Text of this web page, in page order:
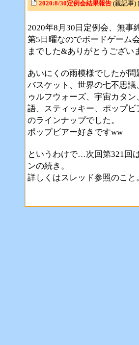
2020:8/30定例会結果報告 (親記事)
2020年8月30日定例会、無事
第5日曜なのでボードゲーム
までした&ありがとうござい
あいにくの雨模様でしたが
バスケット、世界の七不思
ゥルフウォーズ、宇宙カタ
語、スティッキー、ポップ
のラインナップでした。
ポップビアー好きですww
というわけで…次回第321回
ンの続き。
詳しくはスレッド参照のこ